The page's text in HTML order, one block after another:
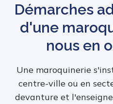
Démarches
d'une
nous en
Une maroquinerie
centre-ville ou en
devanture et